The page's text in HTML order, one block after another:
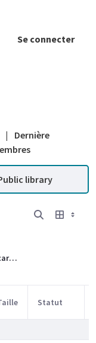
Se connecter
|
Dernière
library
Documents for care home managers to help with Implementation of NICE NG48 Oral health of adults in care homes
Statut